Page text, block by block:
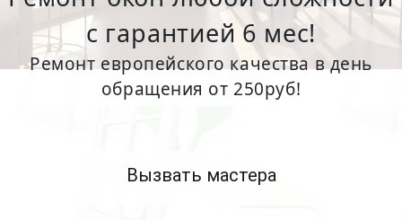
с гарантией 6 мес!
Ремонт европейского качества в день
обращения от 250руб!
Вызвать мастера